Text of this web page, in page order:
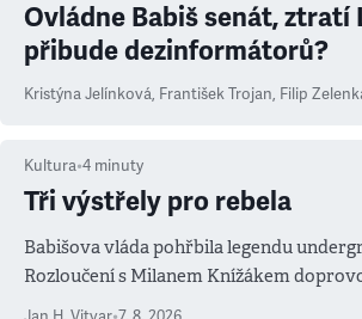
Ovládne Babiš senát, ztratí
přibude dezinformátorů?
Kristýna Jelínková, František Trojan, Filip
Kultura•4 minuty
Tři výstřely pro rebela
Babišova vláda pohřbila legendu
Rozloučení s Milanem Knížákem
salvy i kritika pokrokářů